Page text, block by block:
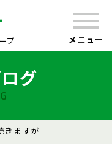
プ メニュー
グ
きますが